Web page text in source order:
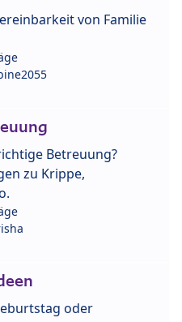
von Familie
Betreuung?
zu Krippe,
oder